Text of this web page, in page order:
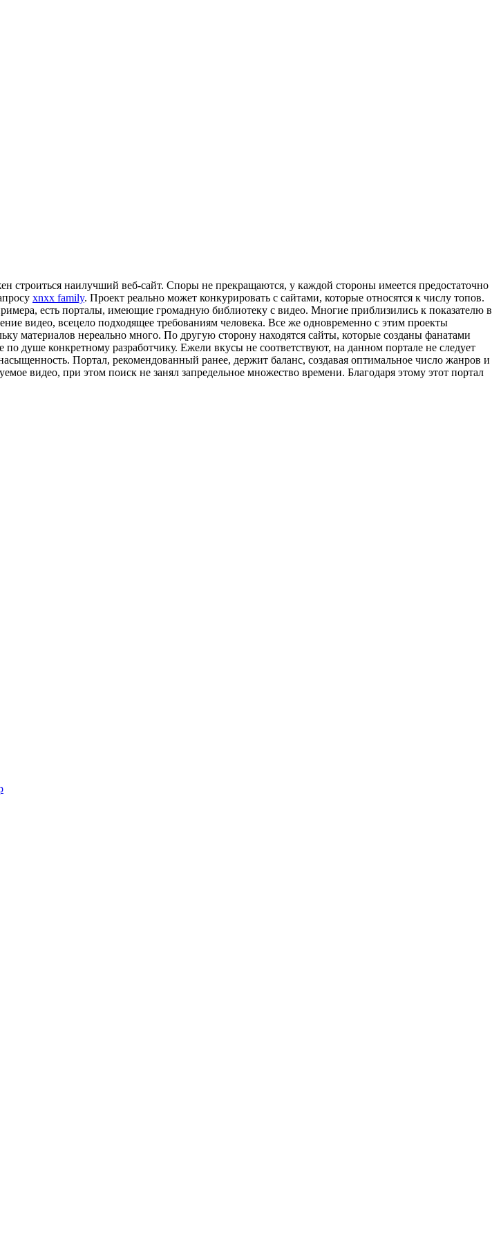
строиться наилучший веб-сайт. Споры не прекращаются, у каждой стороны имеется предостаточно
xnxx family. Проект реально может конкурировать с сайтами, которые относятся к числу топов.
есть порталы, имеющие громадную библиотеку с видео. Многие приблизились к показателю в
видео, всецело подходящее требованиям человека. Все же одновременно с этим проекты
материалов нереально много. По другую сторону находятся сайты, которые созданы фанатами
душе конкретному разработчику. Ежели вкусы не соответствуют, на данном портале не следует
Портал, рекомендованный ранее, держит баланс, создавая оптимальное число жанров и
видео, при этом поиск не занял запредельное множество времени. Благодаря этому этот портал